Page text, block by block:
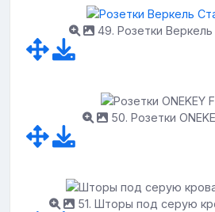
49. Розетки
50. Розетки
51. Шторы под серую